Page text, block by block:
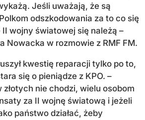
Jeśli uważają, że są
odszkodowania za to co się
wojny światowej się należą –
Nowacka w rozmowie z RMF FM.
kwestię reparacji tylko po to,
się o pieniądze z KPO. –
nie chodzi, wielu osobom
za II wojnę światową i jeżeli
państwo działać, żeby